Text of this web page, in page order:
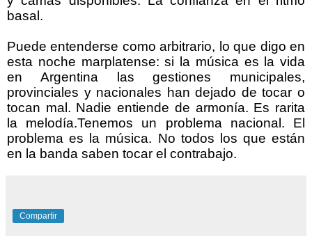
basal.
Puede entenderse como arbitrario, lo que digo en
esta noche marplatense: si la música es la vida
en Argentina las gestiones municipales,
provinciales y nacionales han dejado de tocar o
tocan mal. Nadie entiende de armonía. Es rarita
la melodía.Tenemos un problema nacional. El
problema es la música. No todos los que están
en la banda saben tocar el contrabajo.
Compartir